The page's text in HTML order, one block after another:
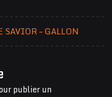
SAVIOR – GALLON
publier un